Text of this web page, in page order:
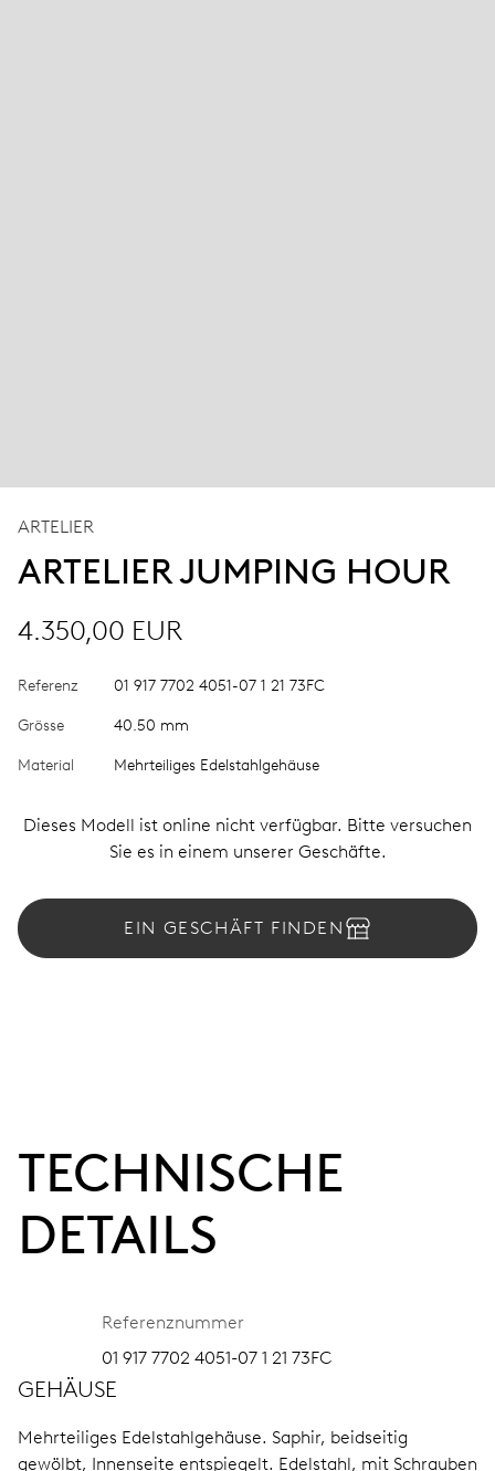
ARTELIER
ARTELIER JUMPING HOUR
4.350,00 EUR
Referenz 01 917 7702 4051-07 1 21 73FC
Grösse 40.50 mm
Material Mehrteiliges Edelstahlgehäuse
Dieses Modell ist online nicht verfügbar. Bitte versuchen
Sie es in einem unserer Geschäfte.
EIN GESCHÄFT FINDEN
TECHNISCHE
DETAILS
Referenznummer
01 917 7702 4051-07 1 21 73FC
GEHÄUSE
Mehrteiliges Edelstahlgehäuse. Saphir, beidseitig
gewölbt, Innenseite entspiegelt. Edelstahl, mit Schrauben